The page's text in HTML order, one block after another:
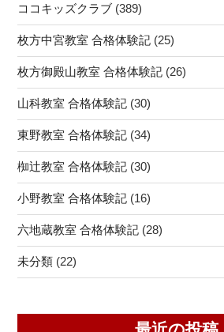
ココキッズクラブ (389)
枚方中宮教室 合格体験記 (25)
枚方御殿山教室 合格体験記 (26)
山科教室 合格体験記 (30)
東野教室 合格体験記 (34)
椥辻教室 合格体験記 (30)
小野教室 合格体験記 (16)
六地蔵教室 合格体験記 (28)
未分類 (22)